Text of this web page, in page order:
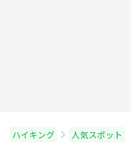
ハイキング 人気スポット